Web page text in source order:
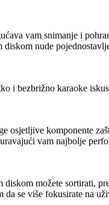
vam snimanje i
nude
i bezbrižno karaoke
osjetljive komponente
vam najbolje
možete sortirati,
se više fokusirate na